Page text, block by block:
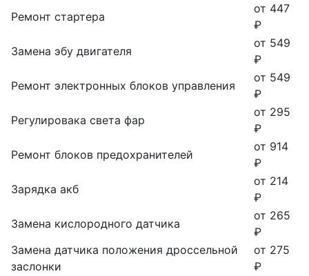
Ремонт стартера
от 447
₽
Замена эбу двигателя
от 549
₽
Ремонт электронных блоков управления
от 549
₽
Регулировака света фар
от 295
₽
Ремонт блоков предохранителей
от 914
₽
Зарядка акб
от 214
₽
Замена кислородного датчика
от 265
₽
Замена датчика положения дроссельной
заслонки
от 275
₽